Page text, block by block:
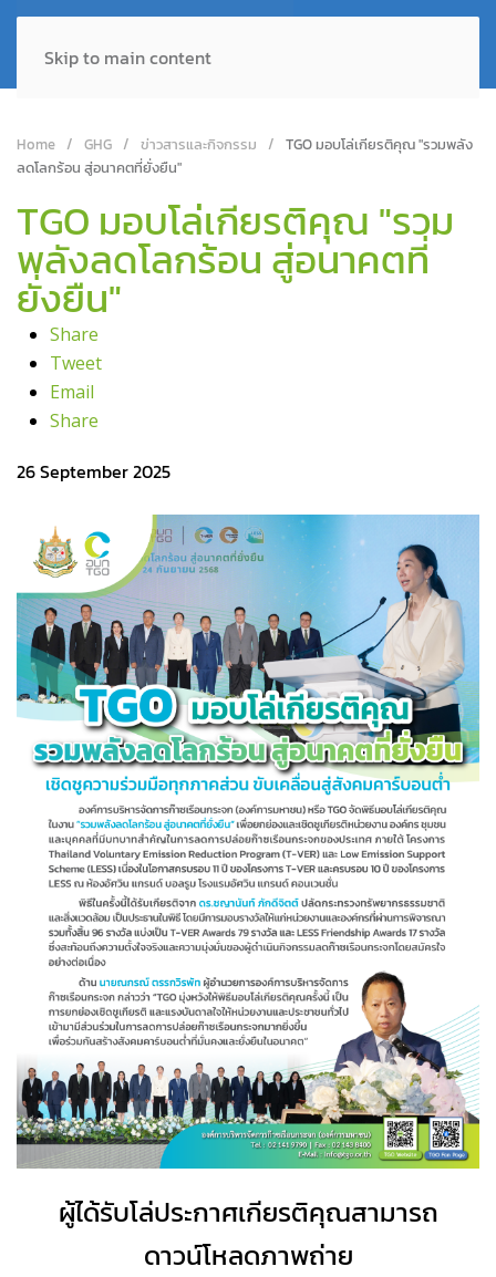
Skip to main content
Home GHG ข่าวสารและกิจกรรม
TGO มอบโล่เกียรติคุณ "รวมพลัง
ลดโลกร้อน สู่อนาคตที่ยั่งยืน"
TGO มอบโล่เกียรติคุณ "รวม
พลังลดโลกร้อน สู่อนาคตที่
ยั่งยืน"
Share
Tweet
Email
Share
26 September 2025
ผู้ได้รับโล่ประกาศเกียรติคุณสามารถ
ดาวน์โหลดภาพถ่าย